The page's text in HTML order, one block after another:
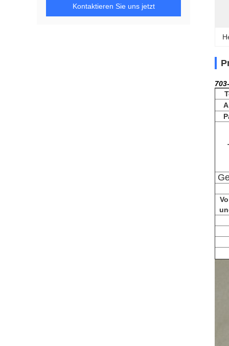
Kontaktieren Sie uns jetzt